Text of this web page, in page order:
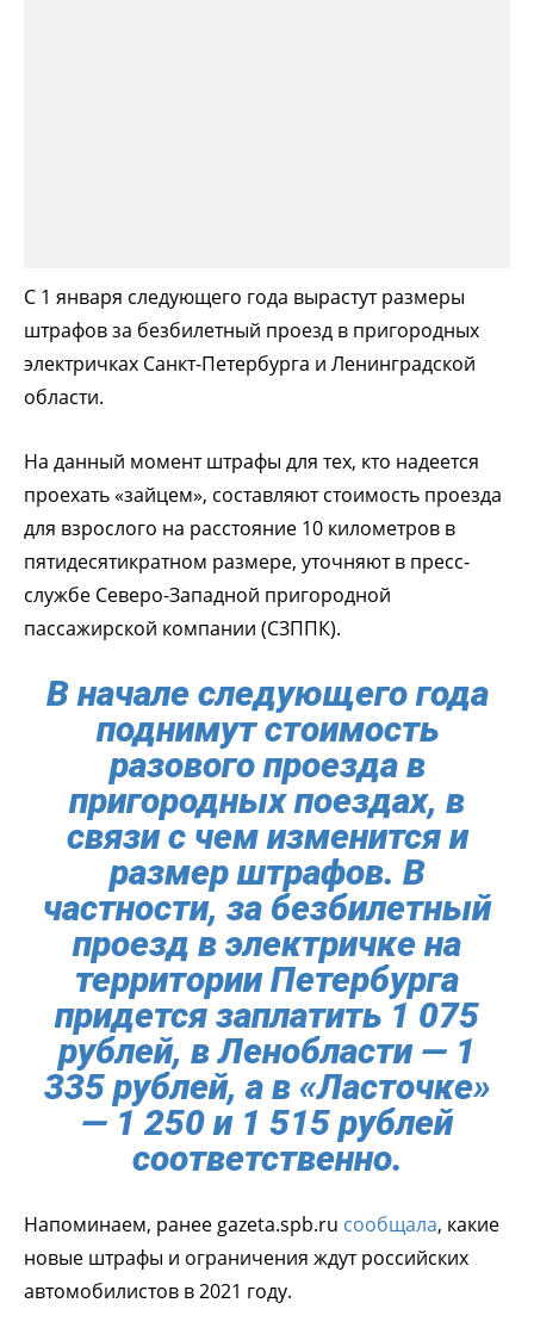
С 1 января следующего года вырастут размеры
штрафов за безбилетный проезд в пригородных
электричках Санкт-Петербурга и Ленинградской
области.
На данный момент штрафы для тех, кто надеется
проехать «зайцем», составляют стоимость проезда
для взрослого на расстояние 10 километров в
пятидесятикратном размере, уточняют в пресс-
службе Северо-Западной пригородной
пассажирской компании (СЗППК).
В начале следующего года
поднимут стоимость
разового проезда в
пригородных поездах, в
связи с чем изменится и
размер штрафов. В
частности, за безбилетный
проезд в электричке на
территории Петербурга
придется заплатить 1 075
рублей, в Ленобласти — 1
335 рублей, а в «Ласточке»
— 1 250 и 1 515 рублей
соответственно.
Напоминаем, ранее gazeta.spb.ru сообщала, какие
новые штрафы и ограничения ждут российских
автомобилистов в 2021 году.